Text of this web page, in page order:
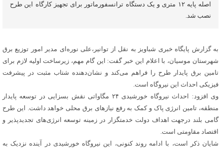
اصله پایه ۱۲ متری و یک دستگاه ترانسفورماتور برای تجهیز کارگاه این طرح
نصب شد.
به گزارش پایگاه خبری شباویز به نقل از توانیر،علی نوره‌ای مدیر امور توزیع برق
شهرستان موسیان، با اعلام این خبر گفت: این گام مهم، زیرساخت اولیه لازم برای
تامین برق پایدار طرح را فراهم می‌کند و نشان‌دهنده شتاب مثبت در پیشرفت
فیزیکی احداث این نیروگاه است.
وی افزود: احداث نیروگاه خورشیدی ۲۴ مگاواتی نقش بسزایی در توسعه پایدار
منطقه، تامین انرژی پاک و کمک به رفع نیازهای برق محلی خواهد داشت. این طرح
گامی بلند درجهت اهداف دولت خدمتگزار در زمینه توسعه انرژی‌های تجدیدپذیر و
اقتصاد مقاومتی است.
شایان ذکر است، با ادامه روند کنونی، این نیروگاه خورشیدی در آینده نزدیک به